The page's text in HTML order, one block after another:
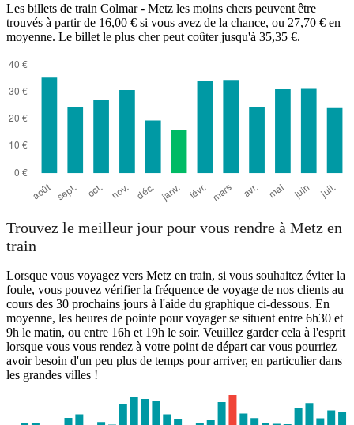
Les billets de train Colmar - Metz les moins chers peuvent être
trouvés à partir de 16,00 € si vous avez de la chance, ou 27,70 € en
moyenne. Le billet le plus cher peut coûter jusqu'à 35,35 €.
Trouvez le meilleur jour pour vous rendre à Metz en
train
Lorsque vous voyagez vers Metz en train, si vous souhaitez éviter la
foule, vous pouvez vérifier la fréquence de voyage de nos clients au
cours des 30 prochains jours à l'aide du graphique ci-dessous. En
moyenne, les heures de pointe pour voyager se situent entre 6h30 et
9h le matin, ou entre 16h et 19h le soir. Veuillez garder cela à l'esprit
lorsque vous vous rendez à votre point de départ car vous pourriez
avoir besoin d'un peu plus de temps pour arriver, en particulier dans
les grandes villes !